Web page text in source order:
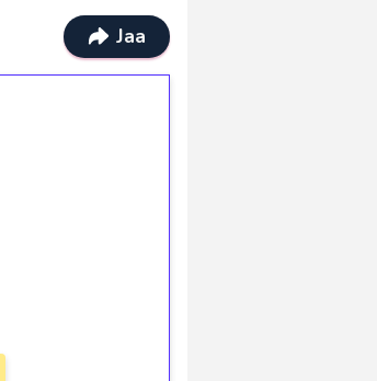
Jaa